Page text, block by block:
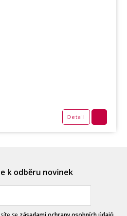
Detail
k odběru novinek